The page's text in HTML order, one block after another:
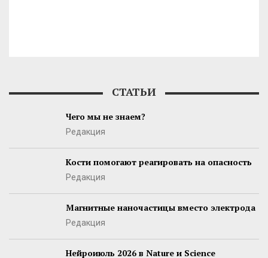
СТАТЬИ
Чего мы не знаем?
Редакция
Кости помогают реагировать на опасность
Редакция
Магнитные наночастицы вместо электрода
Редакция
Нейроиюль 2026 в Nature и Science